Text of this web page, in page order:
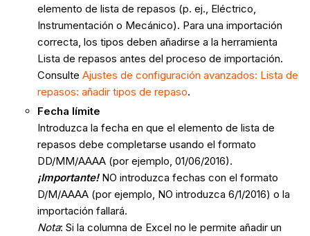
elemento de lista de repasos (p. ej., Eléctrico,
Instrumentación o Mecánico). Para una importación
correcta, los tipos deben añadirse a la herramienta
Lista de repasos antes del proceso de importación.
Consulte Ajustes de configuración avanzados: Lista de
repasos: añadir tipos de repaso.
Fecha límite
Introduzca la fecha en que el elemento de lista de
repasos debe completarse usando el formato
DD/MM/AAAA (por ejemplo, 01/06/2016).
¡Importante!NO introduzca fechas con el formato
D/M/AAAA (por ejemplo, NO introduzca 6/1/2016) o la
importación fallará.
Nota: Si la columna de Excel no le permite añadir un